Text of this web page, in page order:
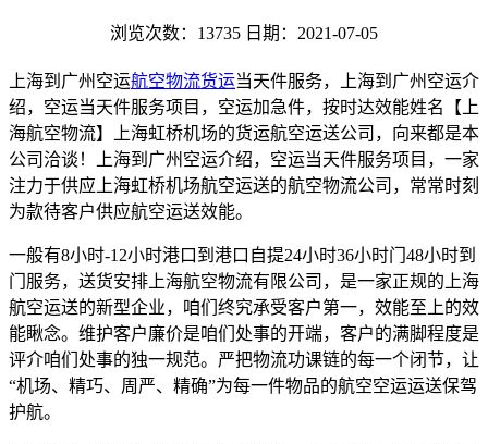
浏览次数：13735 日期：2021-07-05
上海到广州空运航空物流货运当天件服务，上海到广州空运介
绍，空运当天件服务项目，空运加急件，按时达效能姓名【上
海航空物流】上海虹桥机场的货运航空运送公司，向来都是本
公司洽谈！上海到广州空运介绍，空运当天件服务项目，一家
注力于供应上海虹桥机场航空运送的航空物流公司，常常时刻
为款待客户供应航空运送效能。
一般有8小时-12小时港口到港口自提24小时36小时门48小时到
门服务，送货安排上海航空物流有限公司，是一家正规的上海
航空运送的新型企业，咱们终究承受客户第一，效能至上的效
能瞅念。维护客户廉价是咱们处事的开端，客户的满脚程度是
评介咱们处事的独一规范。严把物流功课链的每一个闭节，让
“机场、精巧、周严、精确”为每一件物品的航空空运运送保驾
护航。